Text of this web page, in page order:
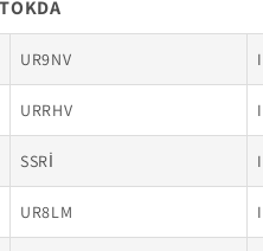
UR9NV
URRHV
SSRİ
UR8LM